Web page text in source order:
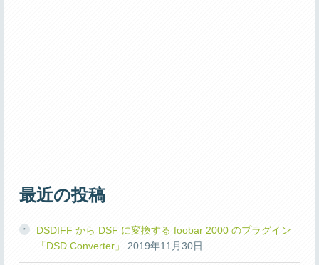
最近の投稿
DSDIFF から DSF に変換する foobar 2000 のプラグイン
「DSD Converter」
2019年11月30日